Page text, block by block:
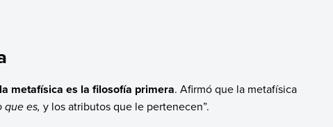
metafísica es la filosofía primera. Afirmó que la metafísica
que es, y los atributos que le pertenecen”.